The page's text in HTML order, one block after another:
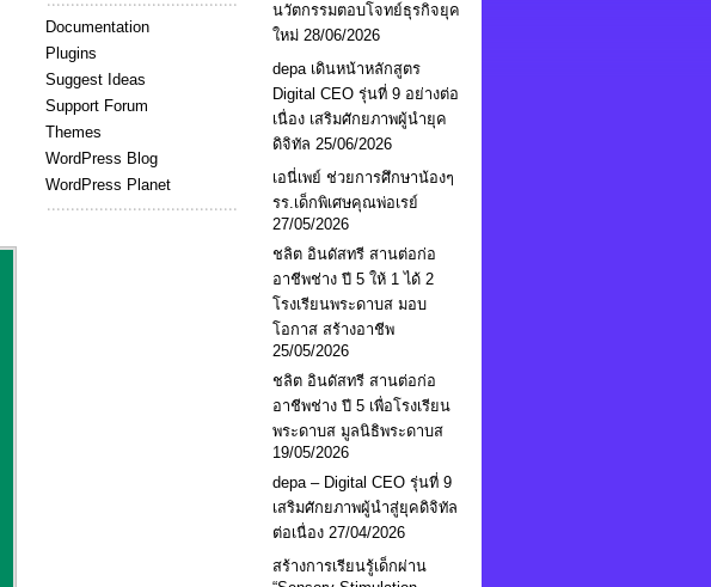
Documentation
Plugins
Suggest Ideas
Support Forum
Themes
WordPress Blog
WordPress Planet
นวัตกรรมตอบโจทย์ธุรกิจยุค
ใหม่ 28/06/2026
depa เดินหน้าหลักสูตร
Digital CEO รุ่นที่ 9 อย่างต่อ
เนื่อง เสริมศักยภาพผู้นำยุค
ดิจิทัล 25/06/2026
เอนี่เพย์ ช่วยการศึกษาน้องๆ
รร.เด็กพิเศษคุณพ่อเรย์
27/05/2026
ชลิต อินดัสทรี สานต่อก่อ
อาชีพช่าง ปี 5 ให้ 1 ได้ 2
โรงเรียนพระดาบส มอบ
โอกาส สร้างอาชีพ
25/05/2026
ชลิต อินดัสทรี สานต่อก่อ
อาชีพช่าง ปี 5 เพื่อโรงเรียน
พระดาบส มูลนิธิพระดาบส
19/05/2026
depa – Digital CEO รุ่นที่ 9
เสริมศักยภาพผู้นำสู่ยุคดิจิทัล
ต่อเนื่อง 27/04/2026
สร้างการเรียนรู้เด็กผ่าน